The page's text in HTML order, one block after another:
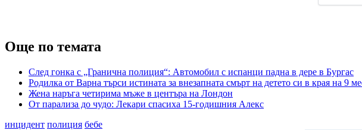
Още по темата
След гонка с „Гранична полиция“: Автомобил с испанци падна в дере в Бургас
Родилка от Варна търси истината за внезапната смърт на детето си в края на 9
Жена наръга четирима мъже в центъра на Лондон
От парализа до чудо: Лекари спасиха 15-годишния Алекс
инцидент полиция бебе